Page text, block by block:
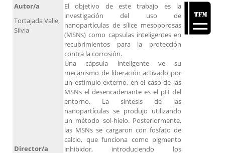
Autor/a
Tortajada Valle,
Silvia
El objetivo de este trabajo es la
investigación del uso de
nanopartículas de sílice mesoporosas
(MSNs) como capsulas inteligentes en
recubrimientos para la protección
contra la corrosión.
Una cápsula inteligente ve su
mecanismo de liberación activado por
un estímulo externo, en el caso de las
MSNs el desencadenante es el pH del
entorno. La síntesis de las
nanopartículas se produjo utilizando
un método sol-hielo. Posteriormente,
las MSNs se cargaron con fosfato de
calcio, que funciona como pigmento
inhibidor, introduciendo los
Director/a